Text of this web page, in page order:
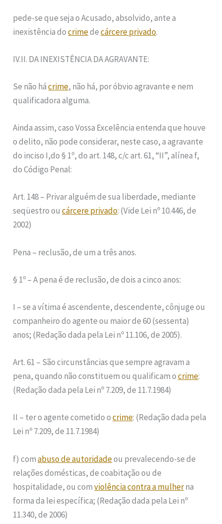
pede-se que seja o Acusado, absolvido, ante a
inexistência docrimedecárcere privado.
IV.II. DA INEXISTÊNCIA DA AGRAVANTE:
Se não hácrime, não há, por óbvio agravante e nem
qualificadora alguma.
Ainda assim, caso Vossa Excelência entenda que houve
o delito, não pode considerar, neste caso, a agravante
do inciso I,do § 1º, do art. 148, c/c art. 61, “II”, alínea f,
do Código Penal:
Art. 148 – Privar alguém de sua liberdade, mediante
seqüestro oucárcere privado: (Vide Lei nº 10.446, de
2002)
Pena – reclusão, de um a três anos.
§ 1º – A pena é de reclusão, de dois a cinco anos:
I – se a vítima é ascendente, descendente, cônjuge ou
companheiro do agente ou maior de 60 (sessenta)
anos; (Redação dada pela Lei nº 11.106, de 2005).
Art. 61 – São circunstâncias que sempre agravam a
pena, quando não constituem ou qualificam ocrime:
(Redação dada pela Lei nº 7.209, de 11.7.1984)
II – ter o agente cometido ocrime: (Redação dada pela
Lei nº 7.209, de 11.7.1984)
f) comabuso de autoridadeou prevalecendo-se de
relações domésticas, de coabitação ou de
hospitalidade, ou comviolência contra a mulherna
forma da lei específica; (Redação dada pela Lei nº
11.340, de 2006)